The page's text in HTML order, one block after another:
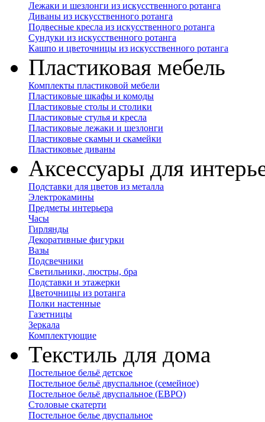
Лежаки и шезлонги из искусственного ротанга
Диваны из искусственного ротанга
Подвесные кресла из искусственного ротанга
Сундуки из искусственного ротанга
Кашпо и цветочницы из искусственного ротанга
Пластиковая мебель
Комплекты пластиковой мебели
Пластиковые шкафы и комоды
Пластиковые столы и столики
Пластиковые стулья и кресла
Пластиковые лежаки и шезлонги
Пластиковые скамьи и скамейки
Пластиковые диваны
Аксессуары для
Подставки для цветов из металла
Электрокамины
Предметы интерьера
Часы
Гирлянды
Декоративные фигурки
Вазы
Подсвечники
Светильники, люстры, бра
Подставки и этажерки
Цветочницы из ротанга
Полки настенные
Газетницы
Зеркала
Комплектующие
Текстиль для дома
Постельное бельё детское
Постельное бельё двуспальное (семейное)
Постельное бельё двуспальное (ЕВРО)
Столовые скатерти
Постельное белье двуспальное